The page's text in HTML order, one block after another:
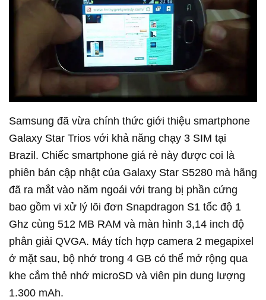
Samsung đã vừa chính thức giới thiệu smartphone
Galaxy Star Trios với khả năng chạy 3 SIM tại
Brazil. Chiếc smartphone giá rẻ này được coi là
phiên bản cập nhật của Galaxy Star S5280 mà hãng
đã ra mắt vào năm ngoái với trang bị phần cứng
bao gồm vi xử lý lõi đơn Snapdragon S1 tốc độ 1
Ghz cùng 512 MB RAM và màn hình 3,14 inch độ
phân giải QVGA. Máy tích hợp camera 2 megapixel
ở mặt sau, bộ nhớ trong 4 GB có thể mở rộng qua
khe cắm thẻ nhớ microSD và viên pin dung lượng
1.300 mAh.